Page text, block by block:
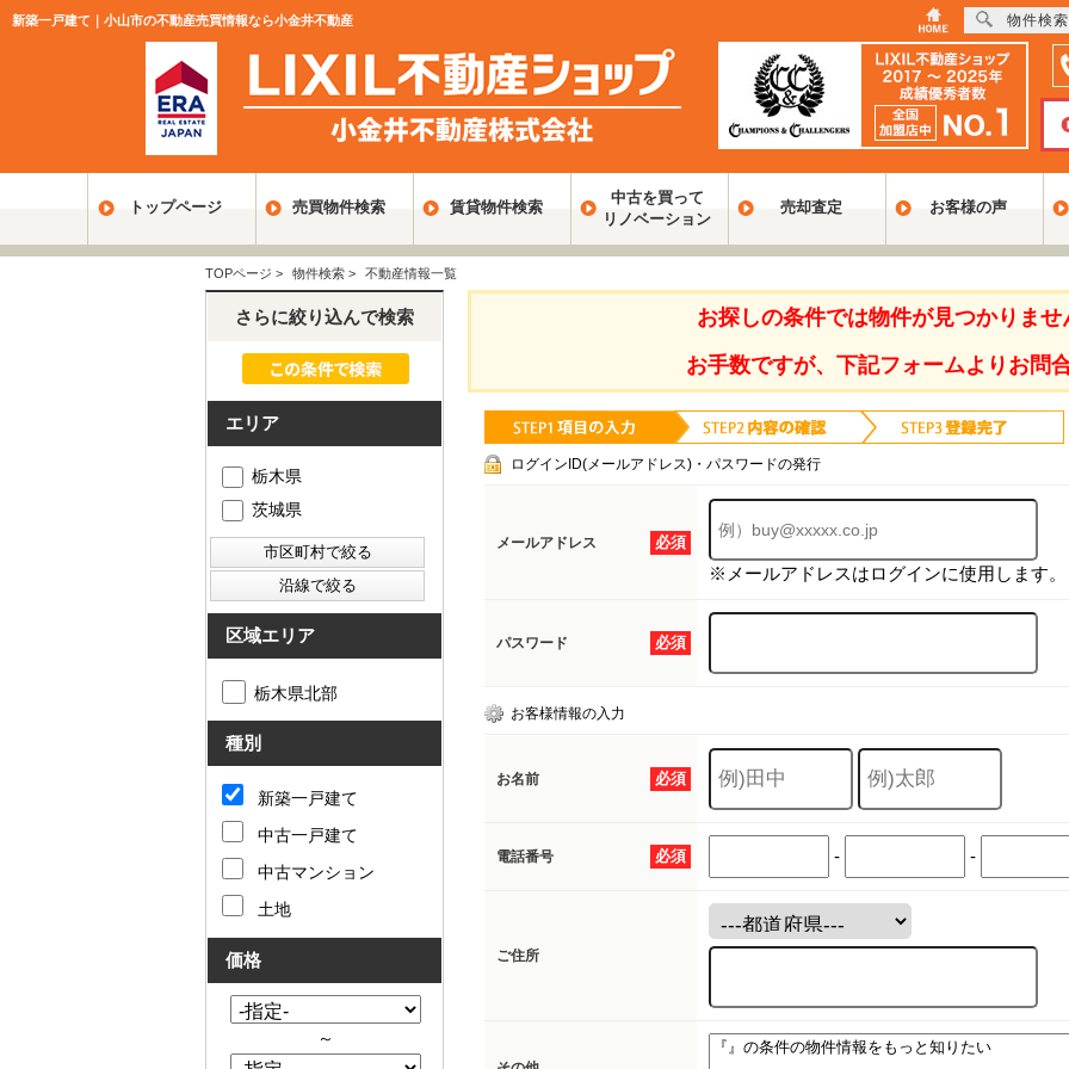
新築一戸建て｜小山市の不動産売買情報なら小金井不動産
トップページ 売買物件検索 賃貸物件検索
中古を買って
リノベーション
売却査定 お客様の声
TOPページ > 物件検索 > 不動産情報一覧
お探しの条件では物件が見つかりませ
お手数ですが、下記フォームよりお問
ログインID(メールアドレス)・パスワードの発行
必須
メールアドレス
※メールアドレスはログインに使用します。
必須
パスワード
お客様情報の入力
必須
お名前
必須
電話番号 - -
ご住所
さらに絞り込んで検索
エリア
栃木県
茨城県
区域エリア
栃木県北部
種別
新築一戸建て
中古一戸建て
中古マンション
土地
価格
～
物件検索